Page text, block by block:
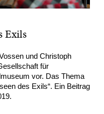
Exils
und Christoph
für
vor. Das Thema
des Exils“. Ein Beitrag